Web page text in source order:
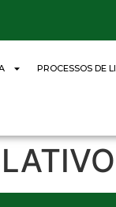
PROCESSOS DE